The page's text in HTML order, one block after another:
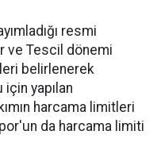
resmi
ve Tescil dönemi
belirlenerek
yapılan
harcama limitleri
da harcama limiti